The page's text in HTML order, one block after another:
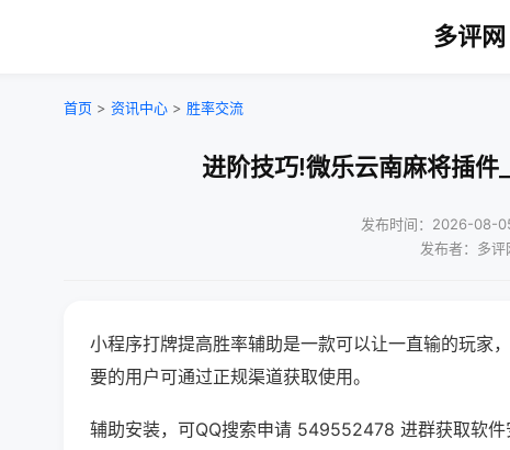
多评网
首页 > 资讯中心 > 胜率交流
进阶技巧!微乐云南麻将插件
发布时间：2026-08-
发布者：多评
小程序打牌提高胜率辅助是一款可以让一直输的玩家
要的用户可通过正规渠道获取使用。
辅助安装，可QQ搜索申请 549552478 进群获取软件